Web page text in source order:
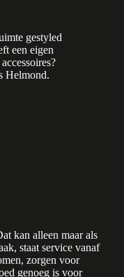
gestyled
een eigen
Helmond.
kan alleen maar als
staat service vanaf
zorgen voor
genoeg is voor